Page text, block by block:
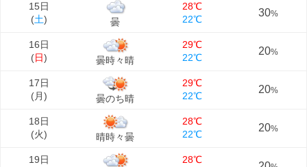
15日
(土) 曇
28℃
22℃
30%
16日
(日) 曇時々晴
29℃
22℃
20%
17日
(月) 曇のち晴
29℃
22℃
20%
18日
(火) 晴時々曇
28℃
22℃
20%
19日
28℃